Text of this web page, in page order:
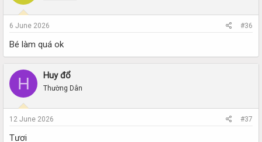
6 June 2026 #36
Bé làm quá ok
H Huy đổ
Thường Dân
12 June 2026 #37
Tươi